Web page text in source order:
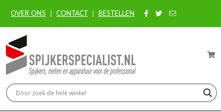
OVER ONS CONTACT BESTELLEN